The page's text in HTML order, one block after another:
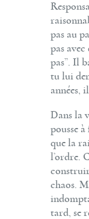
pas au
pas avec
pas”. Il
tu lui
années,
Dans la
pousse
que la
l’ordre.
chaos.
tard, se